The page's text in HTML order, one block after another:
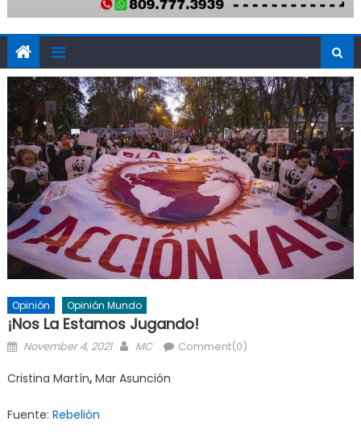
Opinión Opinión Mundo
¡Nos La Estamos Jugando!
Posted
November 4, 2021 Author
MC Comment(0)
Cristina Martín, Mar Asunción
Fuente: Rebelión